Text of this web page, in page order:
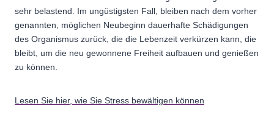
sehr belastend. Im ungüstigsten Fall, bleiben nach dem vorher
genannten, möglichen Neubeginn dauerhafte Schädigungen
des Organismus zurück, die die Lebenzeit verkürzen kann, die
bleibt, um die neu gewonnene Freiheit aufbauen und genießen
zu können.
Lesen Sie hier, wie Sie Stress bewältigen können